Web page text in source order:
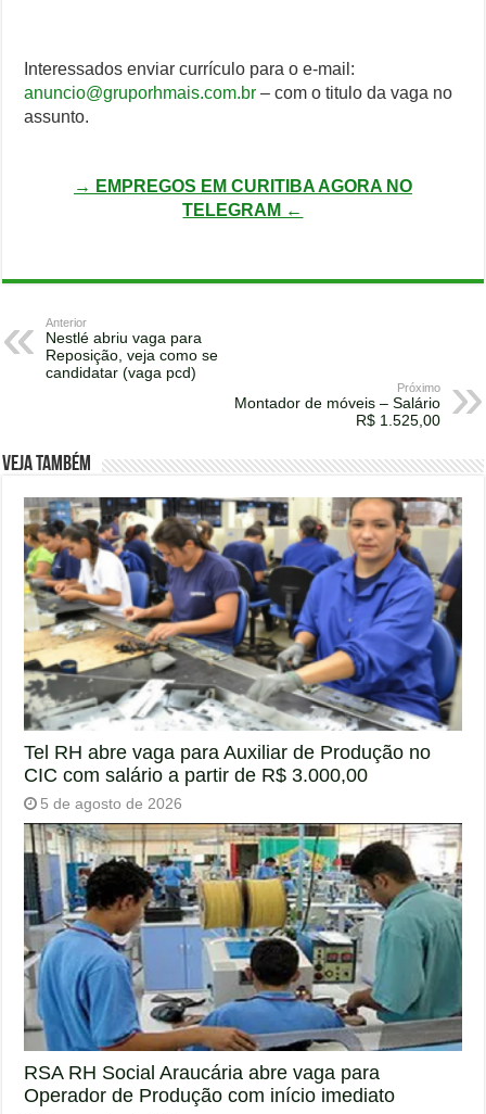
Interessados enviar currículo para o e-mail:
anuncio@gruporhmais.com.br – com o titulo da vaga no
assunto.
→ EMPREGOS EM CURITIBA AGORA NO
TELEGRAM ←
Anterior
Nestlé abriu vaga para
Reposição, veja como se
candidatar (vaga pcd)
Próximo
Montador de móveis – Salário
R$ 1.525,00
Veja também
Tel RH abre vaga para Auxiliar de Produção no
CIC com salário a partir de R$ 3.000,00
5 de agosto de 2026
RSA RH Social Araucária abre vaga para
Operador de Produção com início imediato